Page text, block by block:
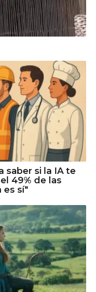
saber si la IA te
49% de las
es sí"